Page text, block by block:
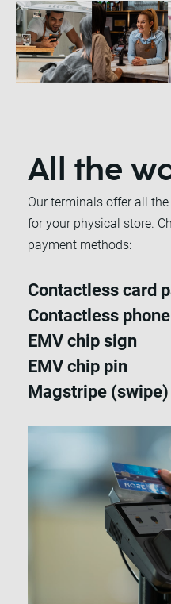
All the
Our terminals offer all
for your physical store.
payment methods:
Contactless card
Contactless
EMV chip sign
EMV chip pin
Magstripe (swipe)